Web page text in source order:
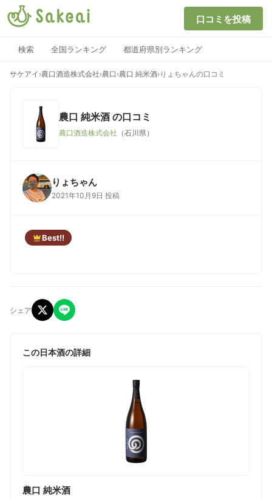
口コミを投稿
検索 全国ランキング 都道府県別ランキング
サケアイ ›農口酒造株式会社›農口 ›農口 純米酒›りょちゃんの口コミ
農口 純米酒 の口コミ
農口酒造株式会社 （石川県）
りょちゃん
2021年10月9日 投稿
Best!!
シェア
この日本酒の詳細
農口 純米酒